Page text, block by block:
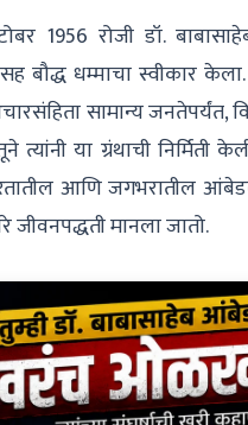
1956 रोजी डॉ.
बौद्ध धम्माचा स्वीकार
सामान्य जनतेपर्यंत,
त्यांनी या ग्रंथाची निर्मिती
आणि जगभरातील
जीवनपद्धती मानला जातो.